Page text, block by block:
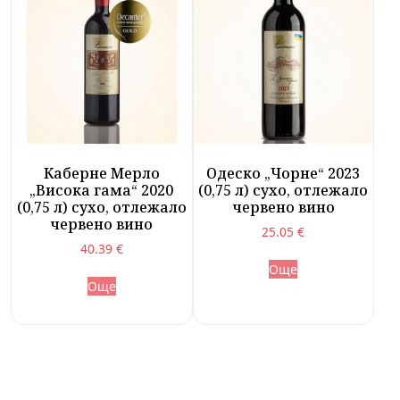
Каберне Мерло
„Висока гама“ 2020
(0,75 л) сухо, отлежало
червено вино
40.39 €
Още
Одеско „Чорне“ 2023
(0,75 л) сухо, отлежало
червено вино
25.05€
Още